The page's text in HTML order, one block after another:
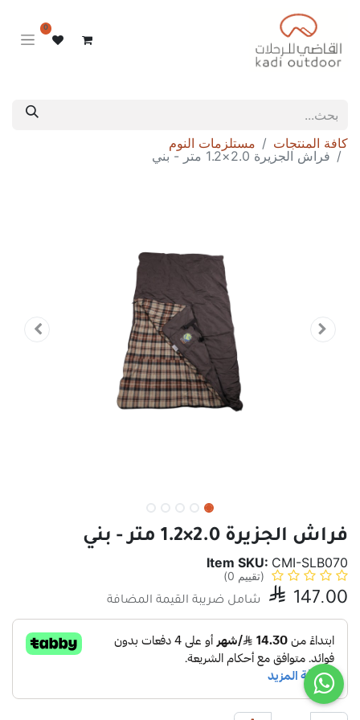
0
كافة المنتجات
مستلزمات النوم
فراش الجزيرة 2.0×1.2 متر - بني
فراش الجزيرة 2.0×1.2 متر - بني
Item SKU: CMI-SLB070
(تقييم 0)
147.00 شامل ضريبة القيمة المضافة